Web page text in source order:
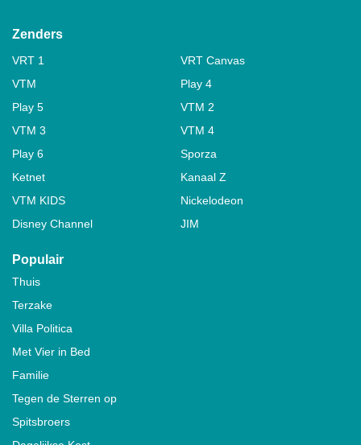
Zenders
VRT 1
VRT Canvas
VTM
Play 4
Play 5
VTM 2
VTM 3
VTM 4
Play 6
Sporza
Ketnet
Kanaal Z
VTM KIDS
Nickelodeon
Disney Channel
JIM
Populair
Thuis
Terzake
Villa Politica
Met Vier in Bed
Familie
Tegen de Sterren op
Spitsbroers